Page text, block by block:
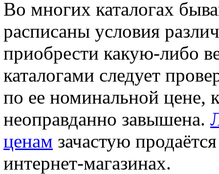
Во многих каталогах
расписаны условия
приобрести какую-либо
каталогами следует
по ее номинальной цене,
неоправданно завышена.
ценам зачастую
интернет-магазинах.